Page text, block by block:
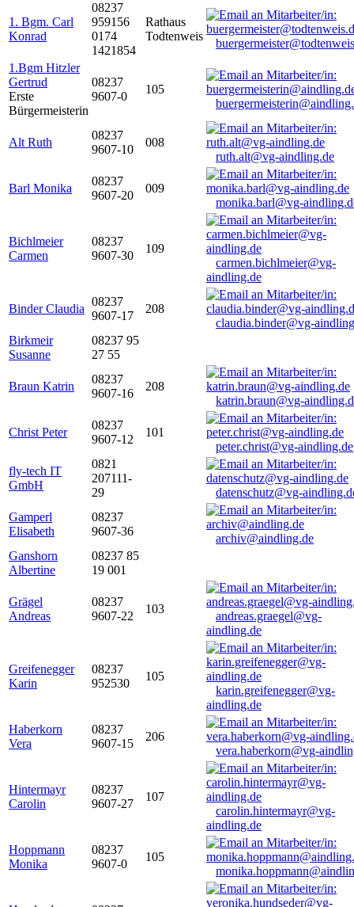
1. Bgm. Carl
Konrad
08237
959156
0174
1421854
Rathaus
Todtenweis
1.Bgm Hitzler
Gertrud
Erste
Bürgermeisterin
08237
9607-0
105
Alt Ruth
08237
9607-10
008
ruth.alt@vg-aindling.de
Barl Monika
08237
9607-20
009
monika.barl@vg-
Bichlmeier
Carmen
08237
9607-30
109
carmen.bichlmeier@vg-
aindling.de
Binder Claudia
08237
9607-17
208
claudia.binder@vg-
Birkmeir
Susanne
08237 95
27 55
Braun Katrin
08237
9607-16
208
katrin.braun@vg-
Christ Peter
08237
9607-12
101
peter.christ@vg-aindling.de
fly-tech IT
GmbH
0821
207111-
29
datenschutz@vg-
Gamperl
Elisabeth
08237
9607-36
archiv@aindling.de
Ganshorn
Albertine
08237 85
19 001
Grägel
Andreas
08237
9607-22
103
andreas.graegel@vg-
aindling.de
Greifenegger
Karin
08237
952530
105
karin.greifenegger@vg-
aindling.de
Haberkorn
Vera
08237
9607-15
206
vera.haberkorn@vg-
Hintermayr
Carolin
08237
9607-27
107
carolin.hintermayr@vg-
aindling.de
Hoppmann
Monika
08237
9607-0
105